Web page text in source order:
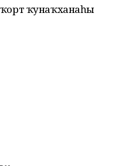
ҡунаҡханаһы